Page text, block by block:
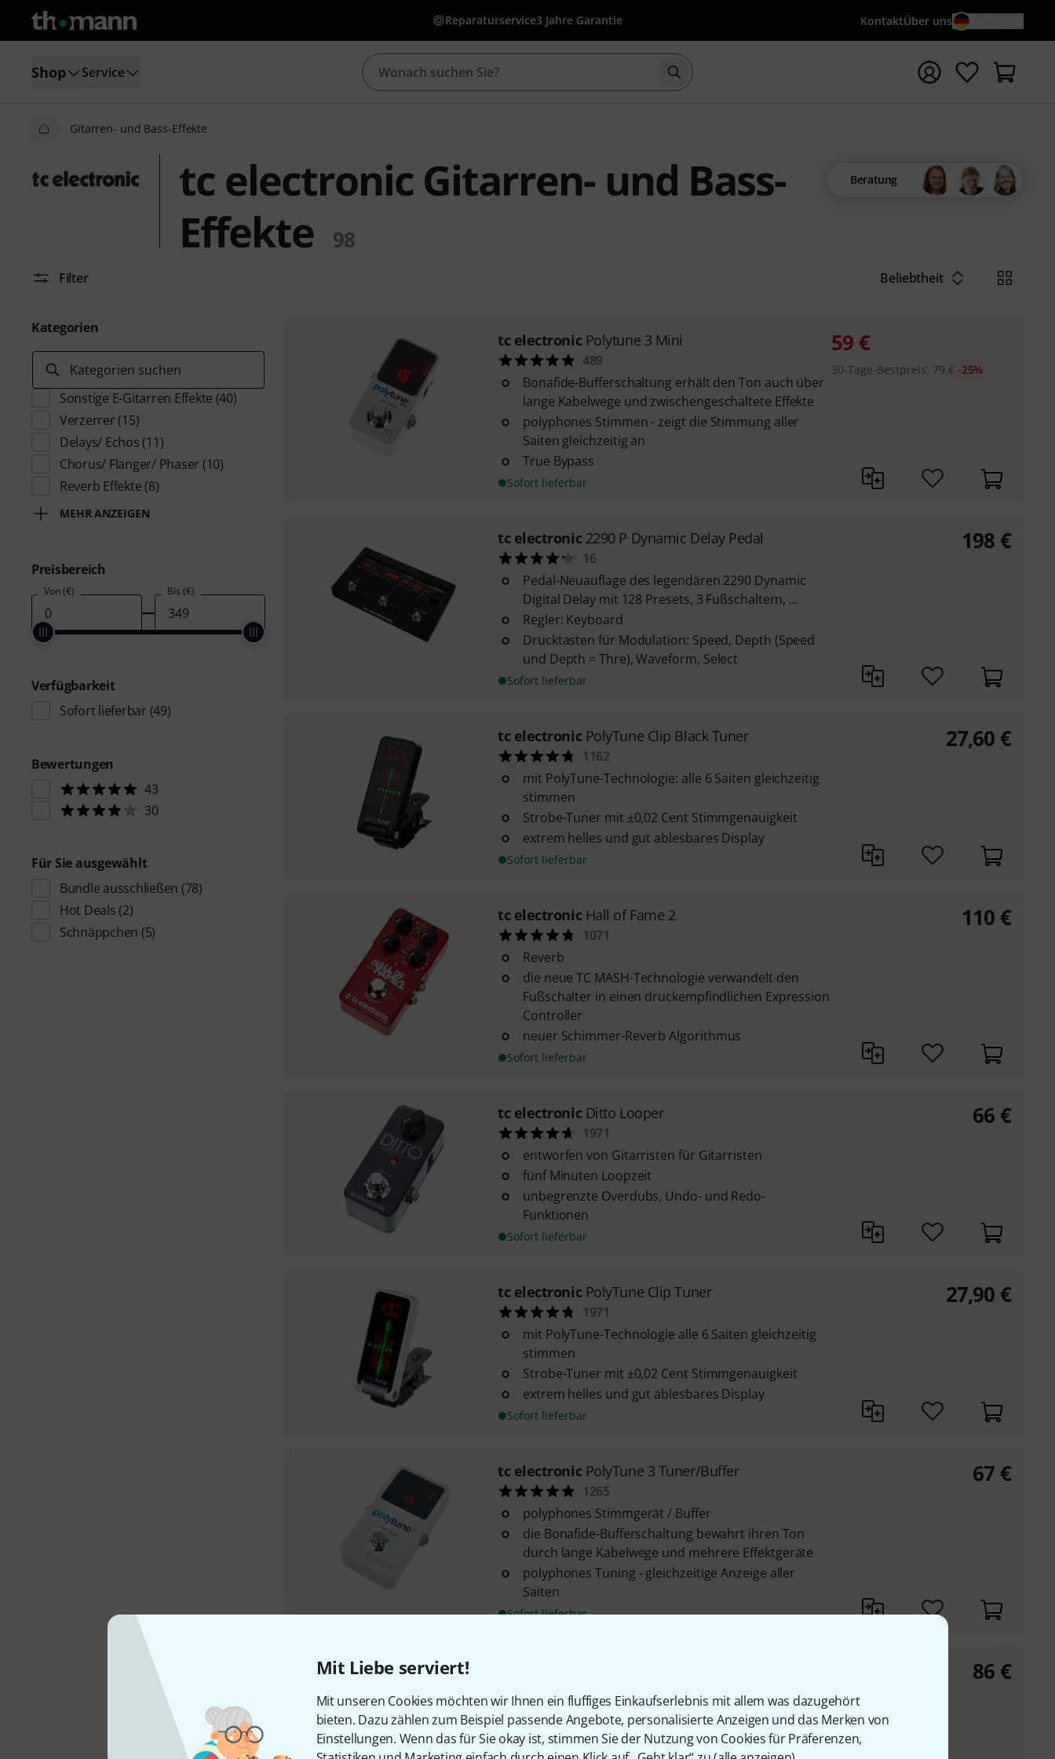
Mit Liebe serviert!
Mit unseren Cookies möchten wir Ihnen ein fluffiges Einkaufserlebnis mit allem was dazugehört
bieten. Dazu zählen zum Beispiel passende Angebote, personalisierte Anzeigen und das Merken von
Einstellungen. Wenn das für Sie okay ist, stimmen Sie der Nutzung von Cookies für Präferenzen,
Reparaturservice3 Jahre Garantie KontaktÜber uns
Shop Service Suche mit Suchwort {searchTerm} starten
Gitarren- und Bass-Effekte
tc electronic Gitarren- und Bass-
Effekte
98
Beratung
Filter Beliebtheit
Kategorien
Kategorien suchen
Sonstige E-Gitarren Effekte (40)
Verzerrer (15)
Delays/ Echos (11)
Chorus/ Flanger/ Phaser (10)
Reverb Effekte (8)
MEHR ANZEIGEN
Preisbereich
Von (€) Bis (€)
Verfügbarkeit
Sofort lieferbar (49)
Bewertungen
43
30
Für Sie ausgewählt
Bundle ausschließen (78)
Hot Deals (2)
Schnäppchen (5)
tc electronic Polytune 3 Mini
489
Bonafide-Bufferschaltung erhält den Ton auch über
lange Kabelwege und zwischengeschaltete Effekte
polyphones Stimmen - zeigt die Stimmung aller
Saiten gleichzeitig an
True Bypass
Sofort lieferbar
59 €
30-Tage-Bestpreis: 79 € -25%
tc electronic 2290 P Dynamic Delay Pedal
16
Pedal-Neuauflage des legendären 2290 Dynamic
Digital Delay mit 128 Presets, 3 Fußschaltern, ...
Regler: Keyboard
Drucktasten für Modulation: Speed, Depth (Speed
und Depth = Thre), Waveform, Select
Sofort lieferbar
198 €
tc electronic PolyTune Clip Black Tuner
1162
mit PolyTune-Technologie: alle 6 Saiten gleichzeitig
stimmen
Strobe-Tuner mit ±0,02 Cent Stimmgenauigkeit
extrem helles und gut ablesbares Display
Sofort lieferbar
27,60 €
tc electronic Hall of Fame 2
1071
Reverb
die neue TC MASH-Technologie verwandelt den
Fußschalter in einen druckempfindlichen Expression
Controller
neuer Schimmer-Reverb Algorithmus
Sofort lieferbar
110 €
tc electronic Ditto Looper
1971
entworfen von Gitarristen für Gitarristen
fünf Minuten Loopzeit
unbegrenzte Overdubs, Undo- und Redo-
Funktionen
Sofort lieferbar
66 €
tc electronic PolyTune Clip Tuner
1971
mit PolyTune-Technologie alle 6 Saiten gleichzeitig
stimmen
Strobe-Tuner mit ±0,02 Cent Stimmgenauigkeit
extrem helles und gut ablesbares Display
Sofort lieferbar
27,90 €
tc electronic PolyTune 3 Tuner/Buffer
1265
polyphones Stimmgerät / Buffer
die Bonafide-Bufferschaltung bewahrt ihren Ton
durch lange Kabelwege und mehrere Effektgeräte
polyphones Tuning - gleichzeitige Anzeige aller
Saiten
Sofort lieferbar
67 €
polyphones Stimmgerät und Buffer
Bonafide-Bufferschaltung erhält den Ton durch
lange Kabelwege und mehrere Effekte
86 €